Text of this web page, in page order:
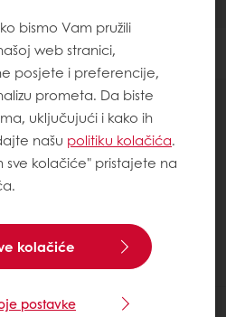
0items
1
bismo Vam pružili
web stranici,
posjete i preferencije,
prometa. Da biste
uključujući i kako ih
našu politiku kolačića.
sve kolačiće" pristajete na
kolačiće
postavke